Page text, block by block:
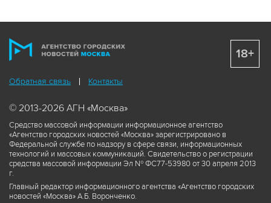
Обратная связь Контакты
© 2013-2026 АГН «Москва»
Средство массовой информации информационное агентство
«Агентство городских новостей «Москва» зарегистрировано в
Федеральной службе по надзору в сфере связи, информационных
технологий и массовых коммуникаций. Свидетельство о регистрации
средства массовой информации Эл № ФС77-53980 от 30 апреля 2013
г.
Главный редактор информационного агентства «Агентство городских
новостей «Москва» А.Б. Воронченко.
18+